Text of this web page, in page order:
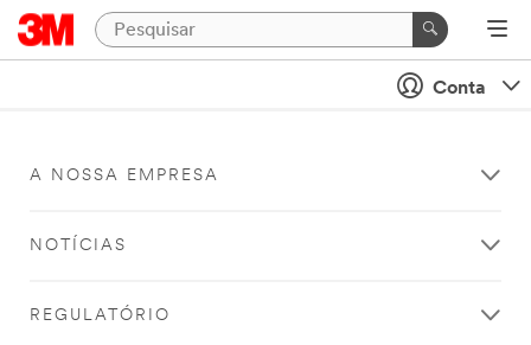
Conta
A NOSSA EMPRESA
NOTÍCIAS
REGULATÓRIO